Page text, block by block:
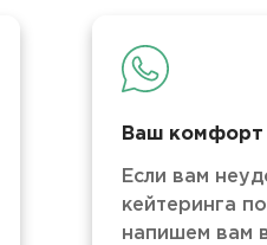
Ваш комфорт
Если вам
кейтеринга
напишем вам